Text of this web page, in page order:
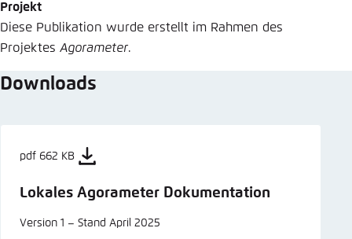
Projekt
Diese Publikation wurde erstellt im Rahmen des
Projektes Agorameter.
Downloads
pdf 662 KB
Lokales Agorameter Dokumentation
Version 1 – Stand April 2025